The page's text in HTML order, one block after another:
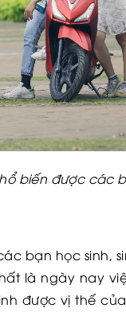
biến được các
bạn học sinh,
là ngày nay
được vị thế